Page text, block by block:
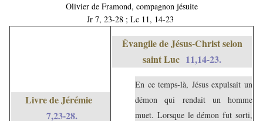
Olivier de Framond, compagnon jésuite
Jr 7, 23-28 ; Lc 11, 14-23
Livre de Jérémie
7,23-28.
Évangile de Jésus-Christ selon
saint Luc 11,14-23.
En ce temps-là, Jésus expulsait un
démon qui rendait un homme
muet. Lorsque le démon fut sorti,